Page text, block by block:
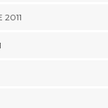
2011